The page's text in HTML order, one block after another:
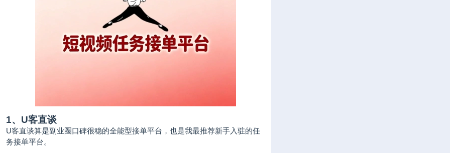
1、U客直谈
U客直谈算是副业圈口碑很稳的全能型接单平台，也是我最推荐新手入驻的任
务接单平台。